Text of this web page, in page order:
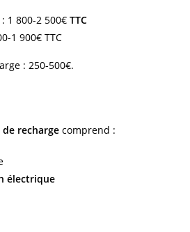
1 800-2 500€TTC
1 900€ TTC
: 250-500€.
recharge comprend :
électrique